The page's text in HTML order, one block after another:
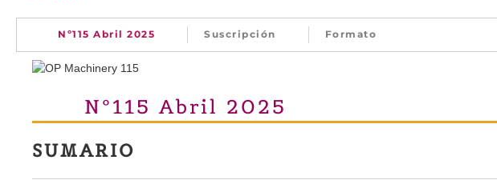
Nº115 Abril 2025 Suscripción Formato
Nº115 Abril 2025
SUMARIO